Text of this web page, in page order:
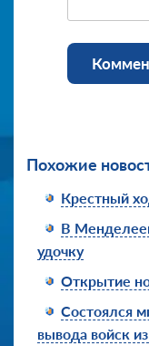
Похожие
Крестный
В
удочку
Открытие
Состоялся
вывода войск